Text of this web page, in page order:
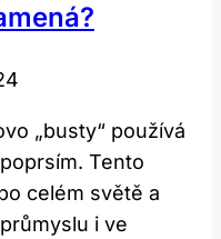
„busty“ používá
Tento
celém světě a
i ve